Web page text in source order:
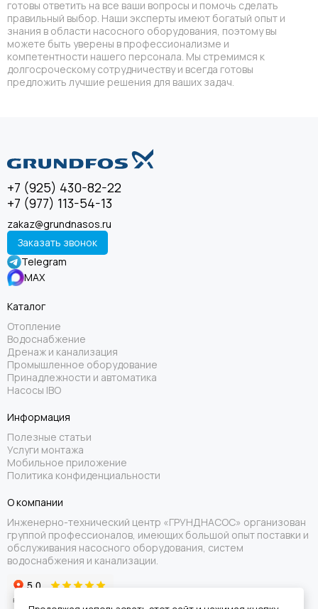
готовы ответить на все ваши вопросы и помочь сделать
правильный выбор. Наши эксперты имеют богатый опыт и
знания в области насосного оборудования, поэтому вы
можете быть уверены в профессионализме и
компетентности нашего персонала. Мы стремимся к
долгосроческому сотрудничеству и всегда готовы
предложить лучшие решения для ваших задач.
+7 (925) 430-82-22
+7 (977) 113-54-13
zakaz@grundnasos.ru
Заказать звонок
Telegram
MAX
Каталог
Отопление
Водоснабжение
Дренаж и канализация
Промышленное оборудование
Принадлежности и автоматика
Насосы IBO
Информация
Полезные статьи
Услуги монтажа
Мобильное приложение
Политика конфиденциальности
О компании
Инженерно-технический центр «ГРУНДНАСОС» организован
группой профессионалов, имеющих большой опыт поставки и
обслуживания насосного оборудования, систем
водоснабжения и канализации.